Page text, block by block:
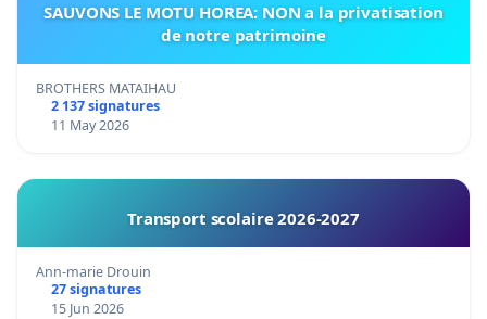
SAUVONS LE MOTU HOREA: NON a la privatisation
de notre patrimoine
BROTHERS MATAIHAU
2 137 signatures
11 May 2026
Transport scolaire 2026-2027
Ann-marie Drouin
27 signatures
15 Jun 2026